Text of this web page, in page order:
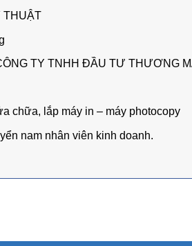
THUẬT
TY TNHH ĐẦU TƯ THƯƠNG
chữa, lắp máy in – máy photocopy
nam nhân viên kinh doanh.